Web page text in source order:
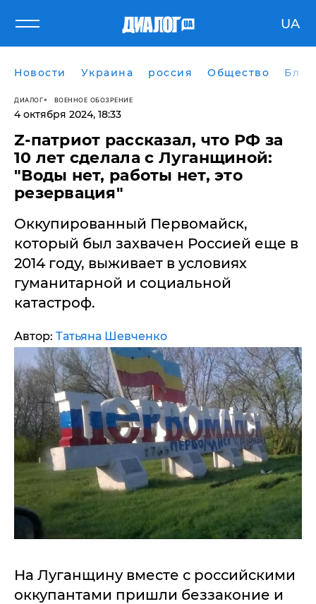
UA
Новости Украина россия Общество
ДИАЛОГ ВОЕННОЕ ОБОЗРЕНИЕ
4 октября 2024, 18:33
Z-патриот рассказал, что РФ за
10 лет сделала с Луганщиной:
"Воды нет, работы нет, это
резервация"
​Оккупированный Первомайск,
который был захвачен Россией еще в
2014 году, выживает в условиях
гуманитарной и социальной
катастроф.
Автор: Татьяна Шевченко
На Луганщину вместе с российскими
оккупантами пришли беззаконие и